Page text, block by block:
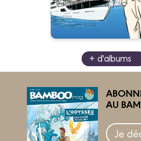
+ d'albums
AU
Je